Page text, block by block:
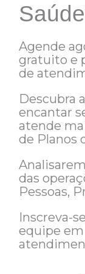
Agende
gratuito e
de
Descubra
encantar
atende
de Planos
das
Pessoas,
Inscreva-
equipe